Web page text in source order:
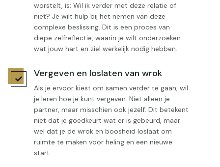
worstelt, is: Wil ik verder met deze relatie of
niet? Je wilt hulp bij het nemen van deze
complexe beslissing. Dit is een proces van
diepe zelfreflectie, waarin je wilt onderzoeken
wat jouw hart en ziel werkelijk nodig hebben.
 Vergeven en loslaten van wrok
Als je ervoor kiest om samen verder te gaan, wil
je leren hoe je kunt vergeven. Niet alleen je
partner, maar misschien ook jezelf. Dit betekent
niet dat je goedkeurt wat er is gebeurd, maar
wel dat je de wrok en boosheid loslaat om
ruimte te maken voor heling en een nieuwe
start.